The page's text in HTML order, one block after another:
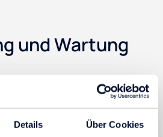
Details Über Cookies
und Wartung
reinigen?